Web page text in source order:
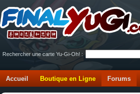
Rechercher une carte Yu-Gi-Oh! :
Accueil Boutique en Ligne Forums